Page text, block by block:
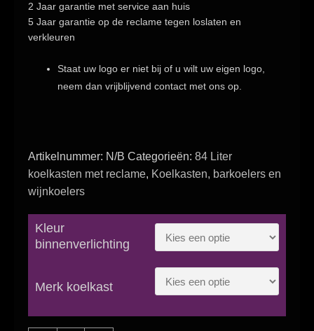
2 Jaar garantie met service aan huis
5 Jaar garantie op de reclame tegen loslaten en
verkleuren
Staat uw logo er niet bij of u wilt uw eigen logo,
neem dan vrijblijvend contact met ons op.
Artikelnummer: N/B Categorieën: 84 Liter
koelkasten met reclame, Koelkasten, barkoelers en
wijnkoelers
Kleur
binnenverlichting
Merk koelkast